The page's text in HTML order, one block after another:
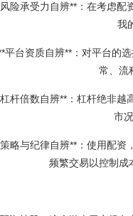
险承受力自辨**：在考虑配
我
平台资质自辨**：对平台的
常、流
杆倍数自辨**：杠杆绝非越
市
略与纪律自辨**：使用配资
频繁交易以控制成